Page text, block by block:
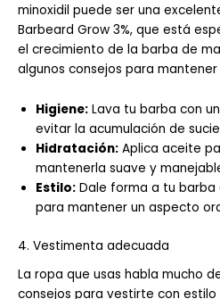
minoxidil puede ser una
Barbeard Grow 3%, que está
el crecimiento de la barba de
algunos consejos para
Higiene: Lava tu barba con
evitar la acumulación de
Hidratación: Aplica aceite
mantenerla suave y
Estilo: Dale forma a tu
para mantener un aspecto
4. Vestimenta adecuada
La ropa que usas habla mucho
consejos para vestirte con estilo